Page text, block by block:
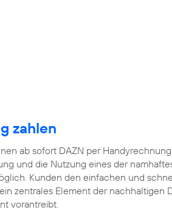
zahlen
ab sofort DAZN per
und die Nutzung eines der
Kunden den einfachen und
zentrales Element der nachhaltigen
vorantreibt.